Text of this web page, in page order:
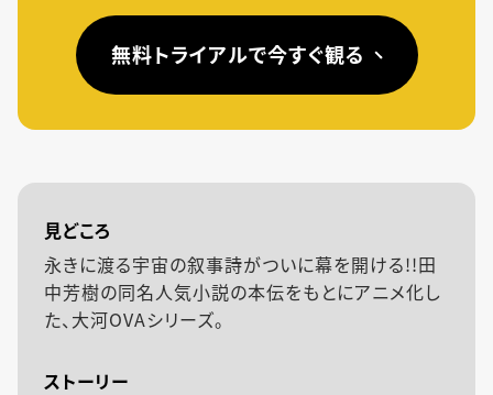
無料トライアルで今すぐ観る
見どころ
永きに渡る宇宙の叙事詩がついに幕を開ける!!田
中芳樹の同名人気小説の本伝をもとにアニメ化し
た、大河OVAシリーズ。
ストーリー